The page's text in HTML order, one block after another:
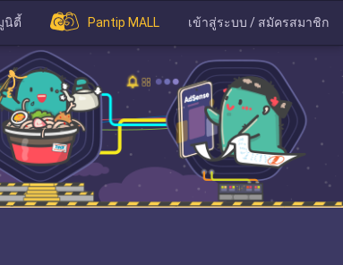
นิตี้ Pantip MALL เข้าสู่ระบบ / สมัครสมาชิก